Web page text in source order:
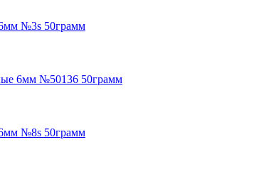
№3s 50грамм
6мм №50136 50грамм
№8s 50грамм